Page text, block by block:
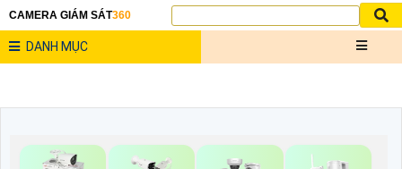
CAMERA GIÁM SÁT360
DANH MỤC